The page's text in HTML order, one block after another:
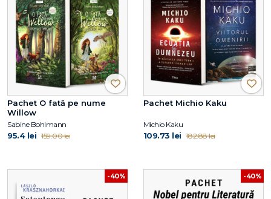
Pachet O fată pe nume
Willow
Sabine Bohlmann
95.4 lei 159.00 lei
Pachet Michio Kaku
Michio Kaku
109.73 lei 182.88 lei
-40% -40%